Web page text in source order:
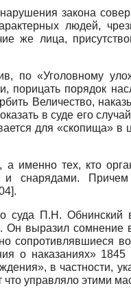
закона
людей,
же лица,
по «Уголовному
порядок
Величество,
в суде его
для «скопища»
именно тех, кто
снарядами.
].
суда П.Н. Обнинский
выразил сомнение
сопротивлявшиеся
о наказаниях»
в частности,
что управляло этими